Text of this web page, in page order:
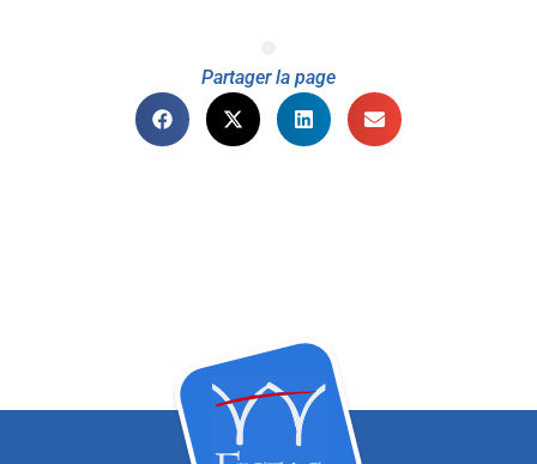
Partager la page